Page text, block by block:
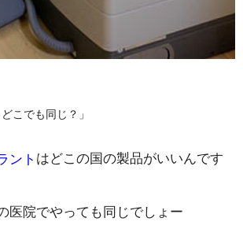
こでも同じ？」
ント はどこの国の製品がいいんです
医院でやっても同じでしょー